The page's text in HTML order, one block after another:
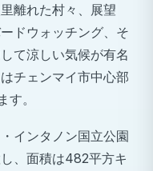
歴書を充実させ、進
、他の応募者との差
離れた村々、展望
ドウォッチング、そ
て涼しい気候が有名
チェンマイ市中心部
。
インタノン国立公園
、面積は482平方キ